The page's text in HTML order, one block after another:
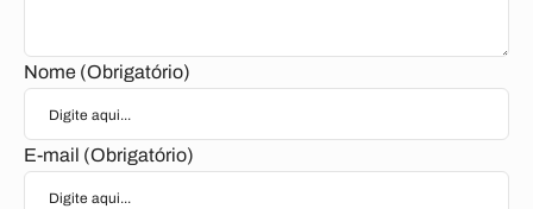
Nome (Obrigatório)
E-mail (Obrigatório)